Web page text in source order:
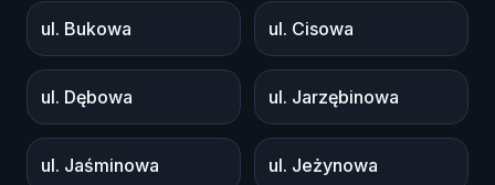
ul. Bukowa ul. Cisowa
ul. Dębowa ul. Jarzębinowa
ul. Jaśminowa ul. Jeżynowa